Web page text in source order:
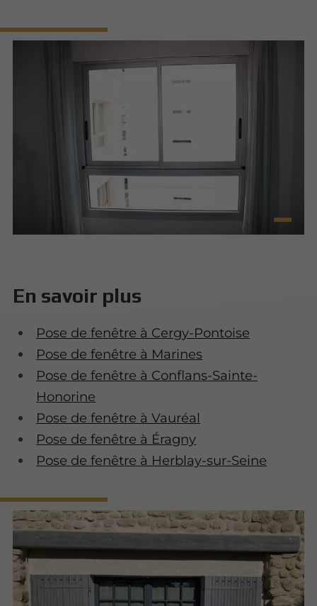
En savoir plus
Pose de fenêtre à Cergy-Pontoise
Pose de fenêtre à Marines
Pose de fenêtre à Conflans-Sainte-
Honorine
Pose de fenêtre à Vauréal
Pose de fenêtre à Éragny
Pose de fenêtre à Herblay-sur-Seine